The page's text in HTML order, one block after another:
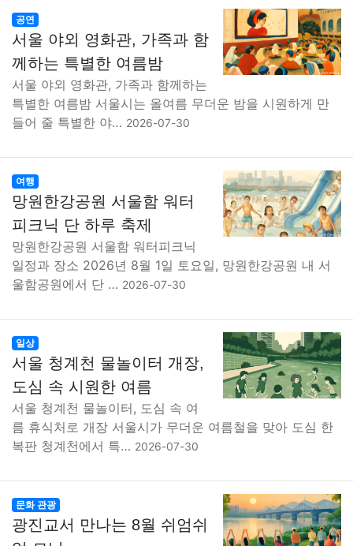
공연
서울 야외 영화관, 가족과 함
께하는 특별한 여름밤
서울 야외 영화관, 가족과 함께하는
특별한 여름밤 서울시는 올여름 무더운 밤을 시원하게 만
들어 줄 특별한 야… 2026-07-30
여행
망원한강공원 서울함 워터
피크닉 단 하루 축제
망원한강공원 서울함 워터피크닉
일정과 장소 2026년 8월 1일 토요일, 망원한강공원 내 서
울함공원에서 단 … 2026-07-30
일상
서울 청계천 물놀이터 개장,
도심 속 시원한 여름
서울 청계천 물놀이터, 도심 속 여
름 휴식처로 개장 서울시가 무더운 여름철을 맞아 도심 한
복판 청계천에서 특… 2026-07-30
문화 관광
광진교서 만나는 8월 쉬엄쉬